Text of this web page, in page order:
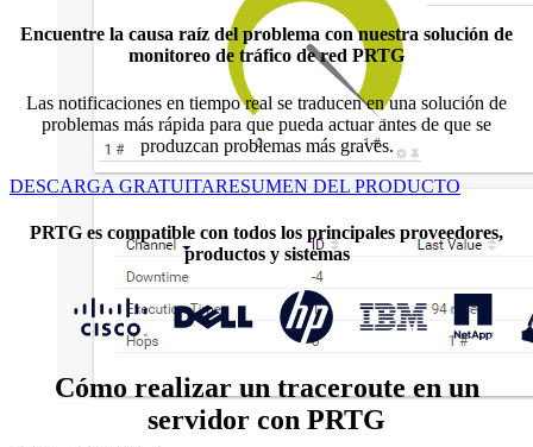
Encuentre la causa raíz del problema con nuestra solución de
monitoreo de tráfico de red PRTG
Las notificaciones en tiempo real se traducen en una solución de
problemas más rápida para que pueda actuar antes de que se
produzcan problemas más graves.
DESCARGA GRATUITARESUMEN DEL PRODUCTO
PRTG es compatible con todos los principales proveedores,
productos y sistemas
Cómo realizar un traceroute en un
servidor con PRTG